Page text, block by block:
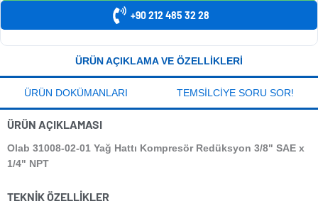
+90 212 485 32 28
ÜRÜN AÇIKLAMA VE ÖZELLIKLERI
ÜRÜN DOKÜMANLARI TEMSILCIYE SORU SOR!
ÜRÜN AÇIKLAMASI
Olab 31008-02-01 Yağ Hattı Kompresör Redüksyon 3/8" SAE x
1/4" NPT
TEKNIK ÖZELLIKLER